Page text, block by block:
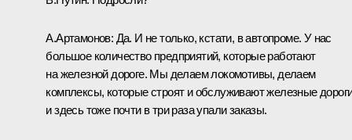
А.Артамонов: Да. И не только, кстати, в автопроме. У нас
большое количество предприятий, которые работают
на железной дороге. Мы делаем локомотивы, делаем
комплексы, которые строят и обслуживают железные
и здесь тоже почти в три раза упали заказы.